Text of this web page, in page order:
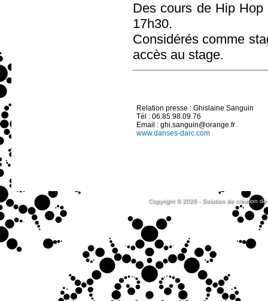
Des cours de Hip
17h30.
Considérés comme
accès au stage.
Relation presse : Ghislaine Sanguin
Tél : 06.85.98.09.76
Email : ghi.sanguin@orange.fr
www.danses-darc.com
Copyright © 2026 - Solution de création